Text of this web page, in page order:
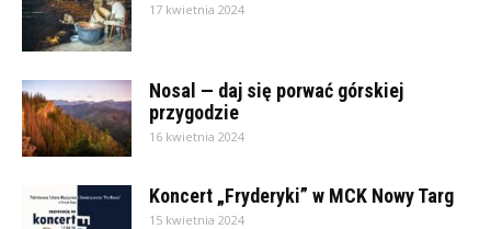
17 kwietnia 2024
Nosal — daj się porwać górskiej
przygodzie
16 kwietnia 2024
Koncert „Fryderyki” w MCK Nowy Targ
15 kwietnia 2024